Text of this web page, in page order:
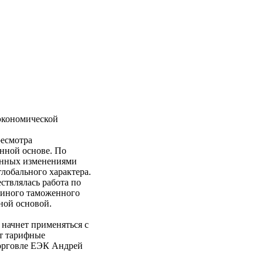
основе. По
изменениями
характера.
работа по
таможенного
основой.
применяться с
тарифные
ЕЭК Андрей